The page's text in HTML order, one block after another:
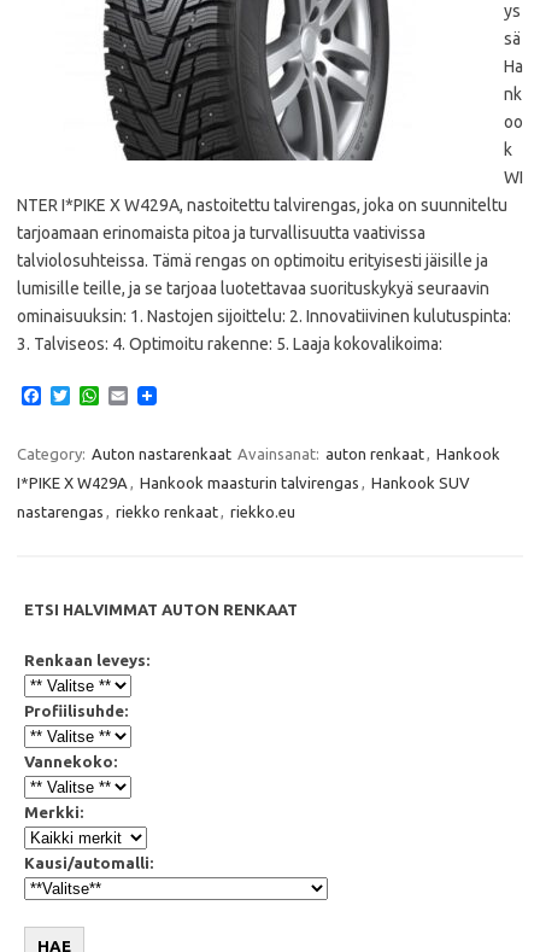
ys
sä
Ha
nk
oo
k
WI
NTER I*PIKE X W429A, nastoitettu talvirengas, joka on suunniteltu
tarjoamaan erinomaista pitoa ja turvallisuutta vaativissa
talviolosuhteissa. Tämä rengas on optimoitu erityisesti jäisille ja
lumisille teille, ja se tarjoaa luotettavaa suorituskykyä seuraavin
ominaisuuksin: 1. Nastojen sijoittelu: 2. Innovatiivinen kulutuspinta:
3. Talviseos: 4. Optimoitu rakenne: 5. Laaja kokovalikoima:
e
b
o
o
T
t
t
e
r
W
t
s
A
p
E
i
Category: Auton nastarenkaat Avainsanat: auton renkaat
Hankook
I*PIKE X W429A
Hankook maasturin talvirengas
Hankook SUV
nastarengas
riekko renkaat riekko.eu
ETSI HALVIMMAT AUTON RENKAAT
Renkaan leveys:
Profiilisuhde:
Vannekoko:
Merkki:
Kausi/automalli:
HAE